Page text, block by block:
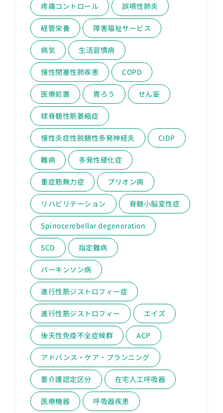
疼痛コントロール 誤嚥性肺炎
経管栄養 障害福祉サービス
病気 生活習慣病
慢性閉塞性肺疾患 COPD
医療処置 胃ろう せん妄
球脊髄性筋萎縮症
慢性炎症性脱髄性多発神経炎 CIDP
難病 多発性硬化症
重症筋無力症 プリオン病
リハビリテーション 脊髄小脳変性症
Spinocerebellar degeneration
SCD 指定難病
パーキンソン病
進行性筋ジストロフィー症
進行性筋ジストロフィー エイズ
後天性免疫不全症候群 ACP
アドバンス・ケア・プランニング
要介護認定区分 在宅人工呼吸器
医療機器 呼吸器疾患